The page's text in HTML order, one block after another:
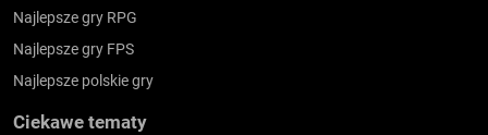
Najlepsze gry RPG
Najlepsze gry FPS
Najlepsze polskie gry
Ciekawe tematy